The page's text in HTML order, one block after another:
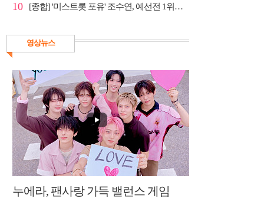
10 [종합] '미스트롯 포유' 조수연, 예선전 1위…신윤승 지...
영상뉴스
누에라, 팬사랑 가득 밸런스 게임